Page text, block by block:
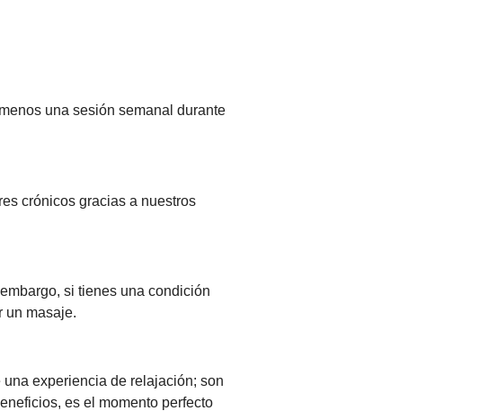
una sesión semanal durante
crónicos gracias a nuestros
si tienes una condición
un masaje.
experiencia de relajación; son
es el momento perfecto